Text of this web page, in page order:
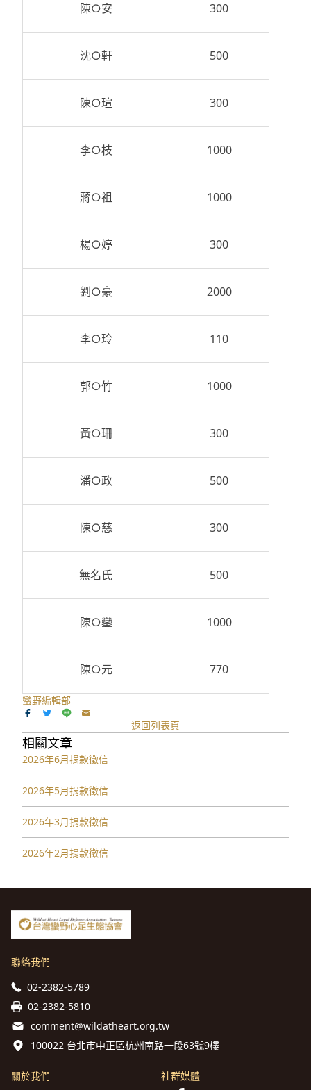
陳○安 300
沈○軒 500
陳○瑄 300
李○枝 1000
蔣○祖 1000
楊○婷 300
劉○豪 2000
李○玲 110
郭○竹 1000
黃○珊 300
潘○政 500
陳○慈 300
無名氏 500
陳○鑾 1000
陳○元 770
蠻野編輯部
返回列表頁
相關文章
2026年6月捐款徵信
2026年5月捐款徵信
2026年3月捐款徵信
2026年2月捐款徵信
聯絡我們
02-2382-5789
02-2382-5810
comment@wildatheart.org.tw
100022 台北市中正區杭州南路一段63號9樓
關於我們 社群媒體